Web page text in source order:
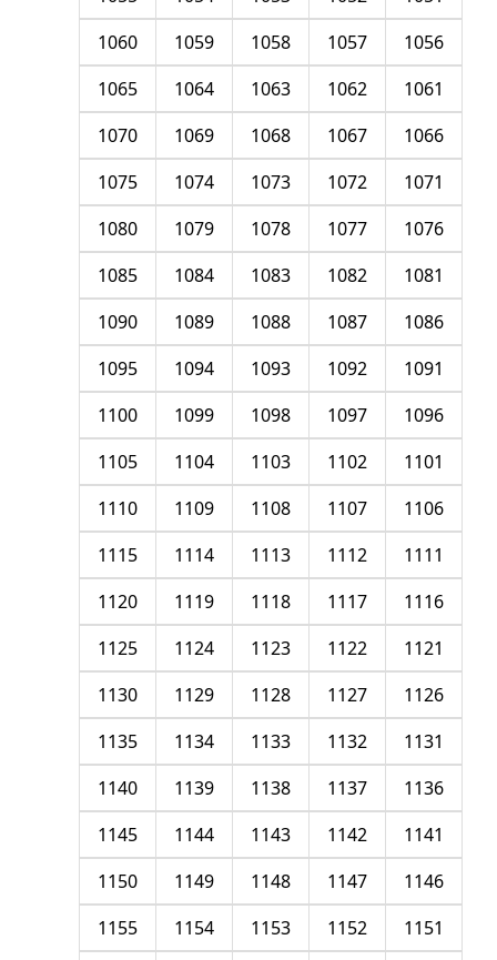
1056
1057
1058
1059
1060
1061
1062
1063
1064
1065
1066
1067
1068
1069
1070
1071
1072
1073
1074
1075
1076
1077
1078
1079
1080
1081
1082
1083
1084
1085
1086
1087
1088
1089
1090
1091
1092
1093
1094
1095
1096
1097
1098
1099
1100
1101
1102
1103
1104
1105
1106
1107
1108
1109
1110
1111
1112
1113
1114
1115
1116
1117
1118
1119
1120
1121
1122
1123
1124
1125
1126
1127
1128
1129
1130
1131
1132
1133
1134
1135
1136
1137
1138
1139
1140
1141
1142
1143
1144
1145
1146
1147
1148
1149
1150
1151
1152
1153
1154
1155